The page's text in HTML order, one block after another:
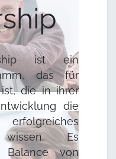
ist ein
das für
die in ihrer
die
wissen. Es
von